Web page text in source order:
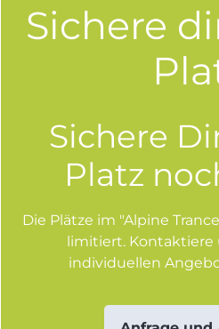
Sichere
Sichere
Platz
Die Plätze im "Alpine
limitiert. Kontaktiere
individuellen